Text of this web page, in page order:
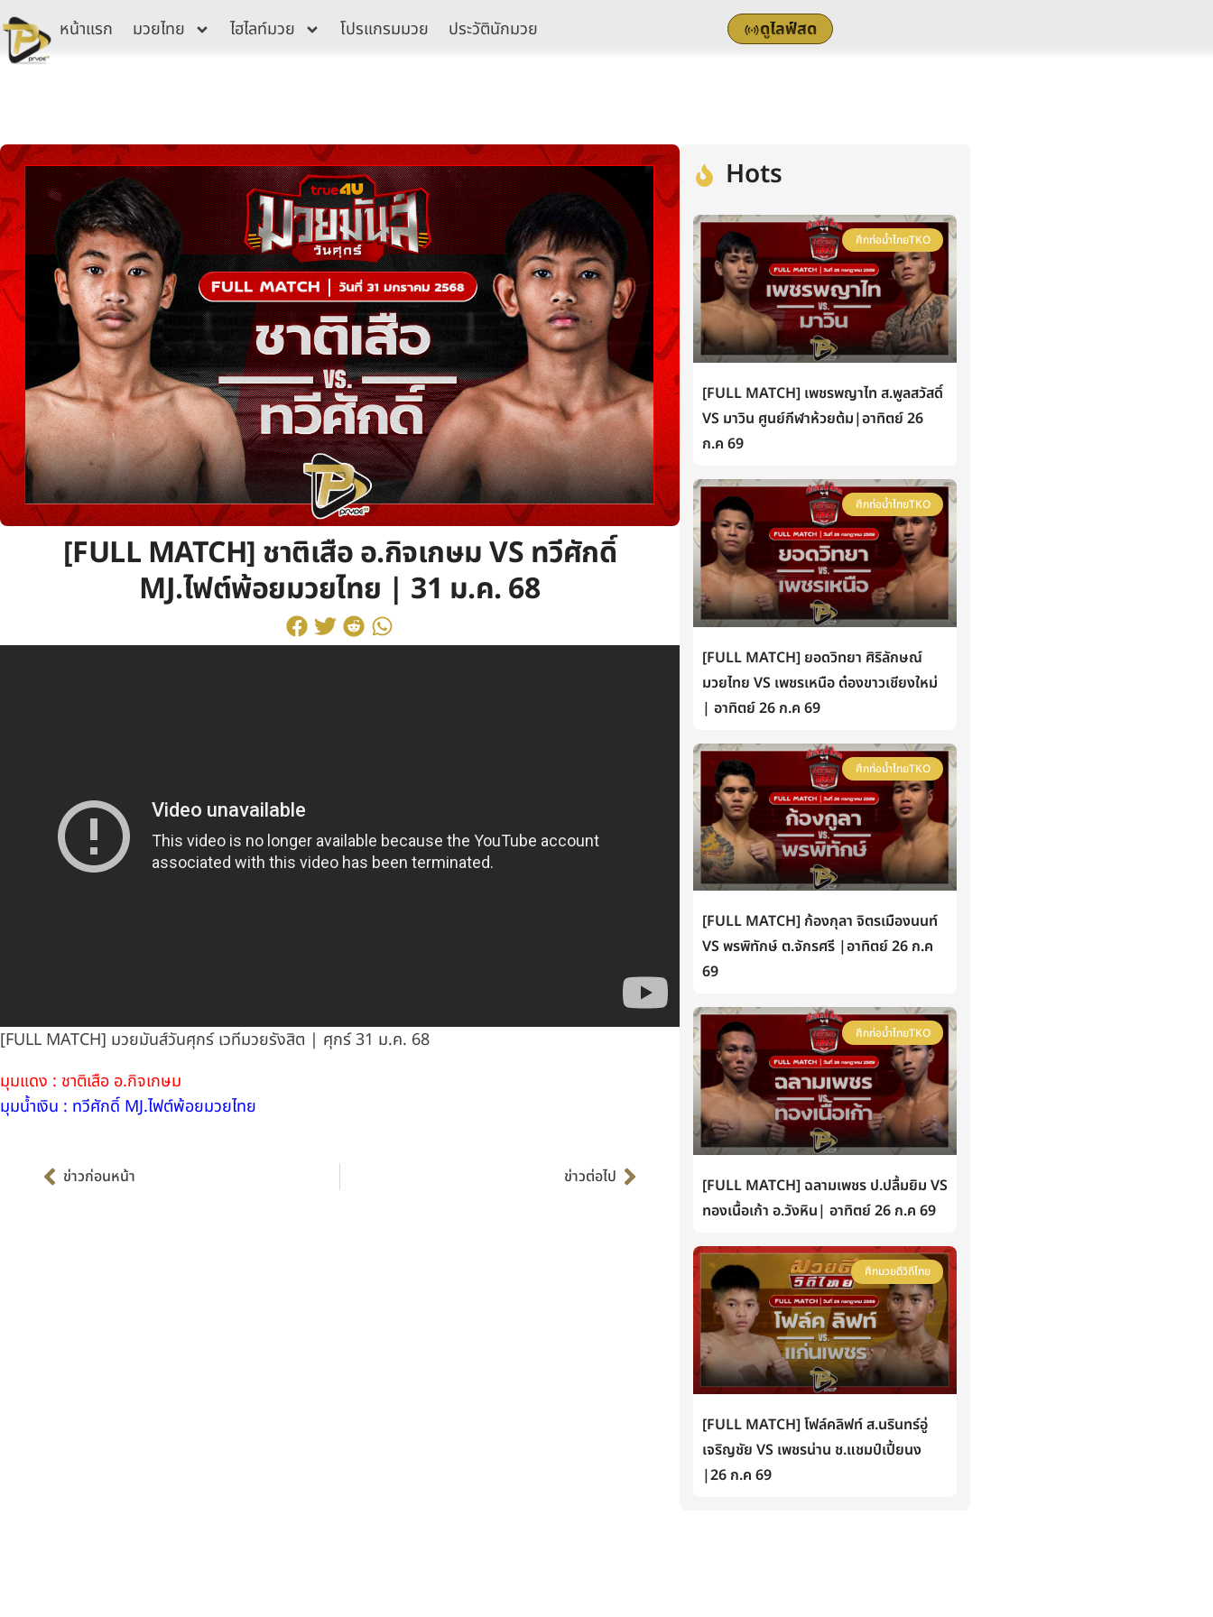
Skip
to
content
หน้าแรก มวยไทย ไฮไลท์มวย โปรแกรมมวย ประวัตินักมวย ดูไลฟ์สด
[FULL MATCH] ชาติเสือ อ.กิจเกษม VS ทวีศักดิ์
MJ.ไฟต์พ้อยมวยไทย | 31 ม.ค. 68
[FULL MATCH] มวยมันส์วันศุกร์ เวทีมวยรังสิต | ศุกร์ 31 ม.ค. 68
มุมแดง : ชาติเสือ อ.กิจเกษม
มุมน้ำเงิน : ทวีศักดิ์ MJ.ไฟต์พ้อยมวยไทย
ข่าวก่อนหน้า ข่าวต่อไป
Hots
ศึกท่อน้ำไทยTKO
[FULL MATCH] เพชรพญาไท ส.พูลสวัสดิ์
VS มาวิน ศูนย์กีฬาห้วยต้ม|อาทิตย์ 26
ก.ค 69
ศึกท่อน้ำไทยTKO
[FULL MATCH] ยอดวิทยา ศิริลักษณ์
มวยไทย VS เพชรเหนือ ต๋องขาวเชียงใหม่
| อาทิตย์ 26 ก.ค 69
ศึกท่อน้ำไทยTKO
[FULL MATCH] ก้องกุลา จิตรเมืองนนท์
VS พรพิทักษ์ ต.จักรศรี |อาทิตย์ 26 ก.ค
69
ศึกท่อน้ำไทยTKO
[FULL MATCH] ฉลามเพชร ป.ปลื้มยิม VS
ทองเนื้อเก้า อ.วังหิน| อาทิตย์ 26 ก.ค 69
ศึกมวยดีวิถีไทย
[FULL MATCH] โฟล์คลิฟท์ ส.นรินทร์อู่
เจริญชัย VS เพชรน่าน ช.แชมป์เปี้ยนง
|26 ก.ค 69